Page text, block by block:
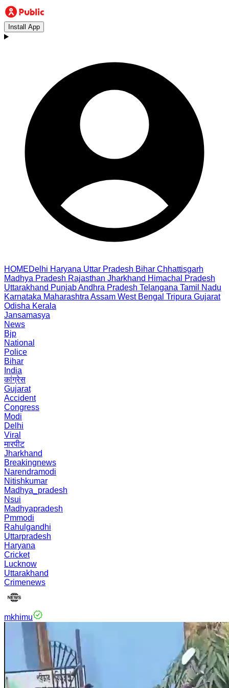
Install App
HOMEDelhi Haryana Uttar Pradesh Bihar Chhattisgarh
Madhya Pradesh Rajasthan Jharkhand Himachal Pradesh
Uttarakhand PunjabAndhra Pradesh Telangana Tamil Nadu
Karnataka Maharashtra Assam West Bengal Tripura Gujarat
Odisha Kerala
Jansamasya
News
Bjp
National
Police
Bihar
India
कांग्रेस
Gujarat
Accident
Congress
Modi
Delhi
Viral
मारपीट
Jharkhand
Breakingnews
Narendramodi
Nitishkumar
Madhya_pradesh
Nsui
Madhyapradesh
Pmmodi
Rahulgandhi
Uttarpradesh
Haryana
Cricket
Lucknow
Uttarakhand
Crimenews
mkhimu